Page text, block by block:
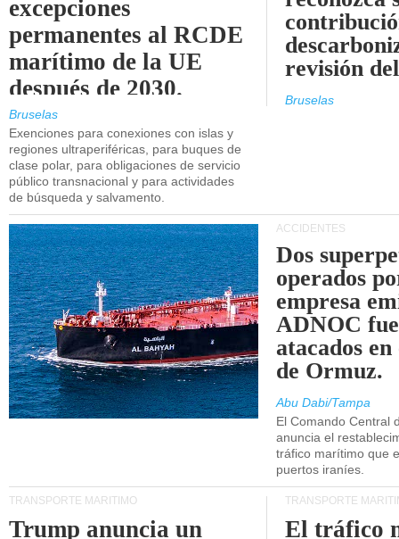
excepciones
permanentes al RCDE
marítimo de la UE
después de 2030.
Bruselas
Exenciones para conexiones con islas y
regiones ultraperiféricas, para buques de
clase polar, para obligaciones de servicio
público transnacional y para actividades
de búsqueda y salvamento.
revisión
Bruselas
ACCIDENTES
Dos
operados
empresa
ADNOC
atacados
de Ormuz.
Abu Dabi/Tampa
El Comando Central
anuncia el
tráfico marítimo que
puertos iraníes.
TRANSPORTE MARÍTIMO
Trump anuncia un
TRANSPORTE
El tráfico